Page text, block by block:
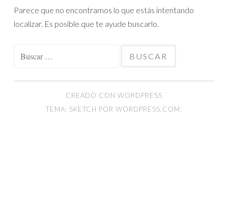
Parece que no encontramos lo que estás intentando
localizar. Es posible que te ayude buscarlo.
CREADO CON WORDPRESS
TEMA: SKETCH POR WORDPRESS.COM